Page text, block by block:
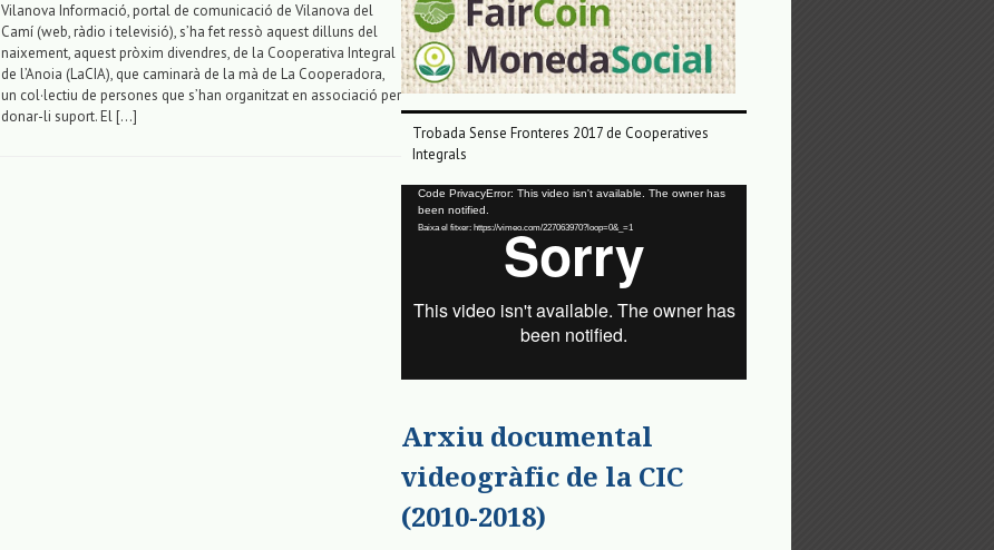
Vilanova Informació, portal de comunicació de Vilanova del
Camí (web, ràdio i televisió), s’ha fet ressò aquest dilluns del
naixement, aquest pròxim divendres, de la Cooperativa Integral
de l’Anoia (LaCIA), que caminarà de la mà de La Cooperadora,
un col·lectiu de persones que s’han organitzat en associació per
donar-li suport. El […]
Trobada Sense Fronteres 2017 de Cooperatives
Integrals
Reproductor
vídeo
Code PrivacyError: This video isn't available. The owner has
been notified.
Baixa el fitxer: https://vimeo.com/227063970?loop=0&_=1
Arxiu documental
videogràfic de la CIC
(2010-2018)